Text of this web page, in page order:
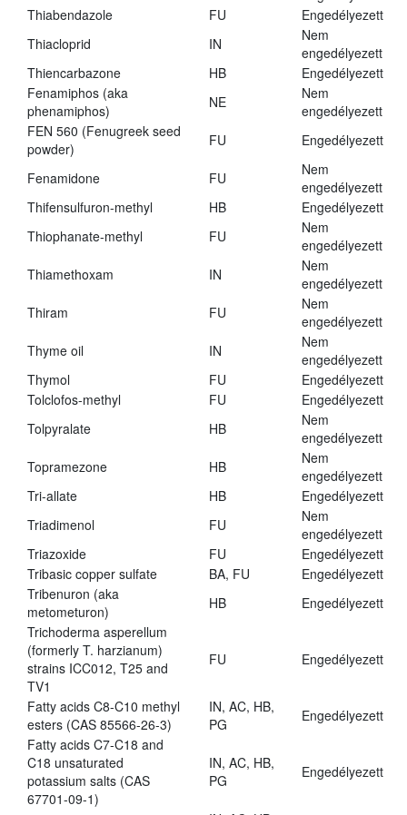
Thiabendazole
FU
Engedélyezett
Thiacloprid
IN
Nem
engedélyezett
Thiencarbazone
HB
Engedélyezett
Fenamiphos (aka
phenamiphos)
NE
Nem
engedélyezett
FEN 560 (Fenugreek seed
powder)
FU Engedélyezett
Fenamidone FU
Nem
engedélyezett
Thifensulfuron-methyl
HB
Engedélyezett
Thiophanate-methyl
FU
Nem
engedélyezett
Thiamethoxam
IN
Nem
engedélyezett
Thiram
FU
Nem
engedélyezett
Thyme oil
IN
Nem
engedélyezett
Thymol
FU
Engedélyezett
Tolclofos-methyl
FU
Engedélyezett
Tolpyralate
HB
Nem
engedélyezett
Topramezone
HB
Nem
engedélyezett
Tri-allate
HB
Engedélyezett
Triadimenol
FU
Nem
engedélyezett
Triazoxide
FU
Engedélyezett
Tribasic copper sulfate
BA, FU
Engedélyezett
Tribenuron (aka
metometuron)
HB
Engedélyezett
Trichoderma asperellum
(formerly T. harzianum)
strains ICC012, T25 and
TV1
FU Engedélyezett
Fatty acids C8-C10 methyl
esters (CAS 85566-26-3)
IN, AC, HB,
PG
Engedélyezett
Fatty acids C7-C18 and
C18 unsaturated
potassium salts (CAS
67701-09-1)
IN, AC, HB,
PG
Engedélyezett